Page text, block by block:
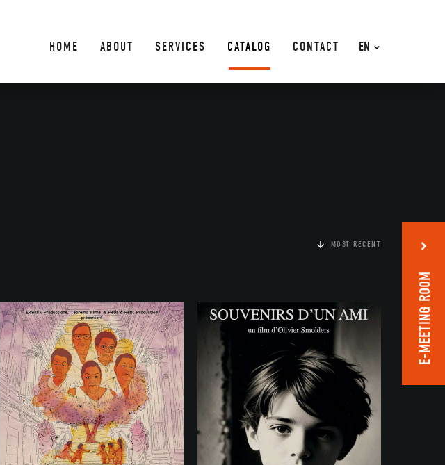
EN
HOME ABOUT SERVICES CATALOG CONTACT
MOST RECENT
E-MEETING ROOM